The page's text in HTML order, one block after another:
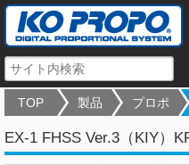
TOP 製品 プロポ
EX-1 FHSS Ver.3（KIY）